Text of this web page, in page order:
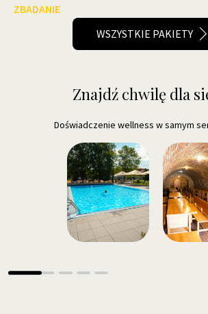
ZBADANIE
WSZYSTKIE PAKIETY
Znajdź chwilę dla
Doświadczenie wellness w samym